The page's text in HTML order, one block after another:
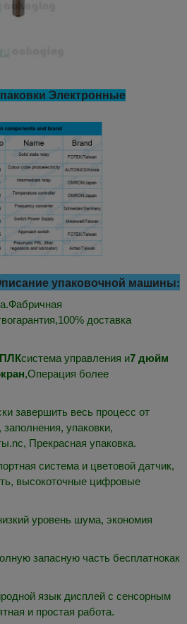
Электронные
упаковочной машины:
Фабричная
гарантия,100% доставка
ПЛКсистема управления и7 дюйм
,Операция более
завершить весь процесс от
упаковки,
nc, Прекрасная упаковка.
система и цветовой датчик,
, высокоточные цифровые
уровень шума, экономия
запасную часть бесплатнокак
родной язык дисплей с сенсорным
и простая работа.